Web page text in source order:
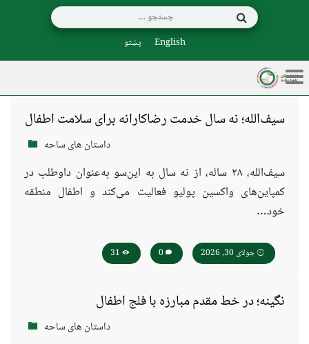
English پښتو
سیف‌الله؛ نه سال خدمت رضاکارانه برای سلامت اطفال
داستان های ساحه
سیف‌الله، ۲۸ ساله، از نه سال به این‌سو به‌عنوان داوطلب در
کمپاین‌های واکسین پولیو فعالیت می‌کند و اطفال منطقه
خود…
جولای 30, 2026
نگینه؛ در خط مقدم مبارزه با فلج اطفال
داستان های ساحه